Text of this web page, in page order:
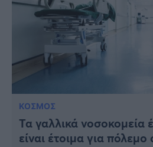
ΚΟΣΜΟΣ
Τα γαλλικά νοσοκομεία
είναι έτοιμα για